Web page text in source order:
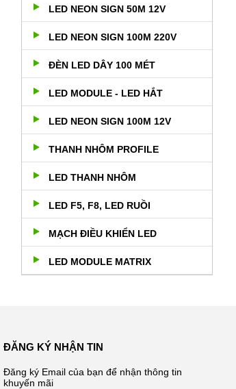
LED NEON SIGN 50M 12V
LED NEON SIGN 100M 220V
ĐÈN LED DÂY 100 MÉT
LED MODULE - LED HẮT
LED NEON SIGN 100M 12V
THANH NHÔM PROFILE
LED THANH NHÔM
LED F5, F8, LED RUỒI
MẠCH ĐIỀU KHIỂN LED
LED MODULE MATRIX
ĐĂNG KÝ NHẬN TIN
Đăng ký Email của bạn để nhận thông tin
khuyến mãi